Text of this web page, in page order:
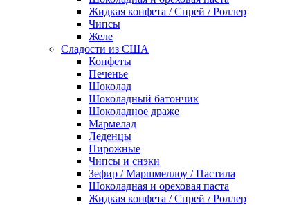
Жидкая конфета / Спрей / Роллер
Чипсы
Желе
Сладости из США
Конфеты
Печенье
Шоколад
Шоколадный батончик
Шоколадное драже
Мармелад
Леденцы
Пирожные
Чипсы и снэки
Зефир / Маршмеллоу / Пастила
Шоколадная и ореховая паста
Жидкая конфета / Спрей / Роллер